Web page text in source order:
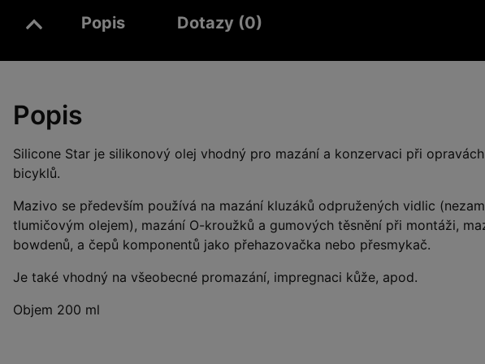
Popis Dotazy (0)
Popis
Silicone Star je silikonový olej vhodný pro mazání a konzervaci při
bicyklů.
Mazivo se především používá na mazání kluzáků odpružených vidlic
tlumičovým olejem), mazání O-kroužků a gumových těsnění při montáži,
bowdenů, a čepů komponentů jako přehazovačka nebo přesmykač.
Je také vhodný na všeobecné promazání, impregnaci kůže, apod.
Objem 200 ml